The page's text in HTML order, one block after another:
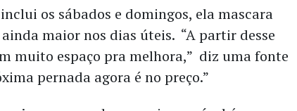
os sábados e domingos, ela mascara
maior nos dias úteis. “A partir desse
muito espaço pra melhora,” diz uma fonte
pernada agora é no preço.”